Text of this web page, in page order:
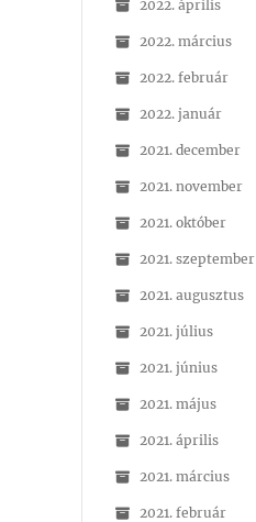
2022. április
2022. március
2022. február
2022. január
2021. december
2021. november
2021. október
2021. szeptember
2021. augusztus
2021. július
2021. június
2021. május
2021. április
2021. március
2021. február